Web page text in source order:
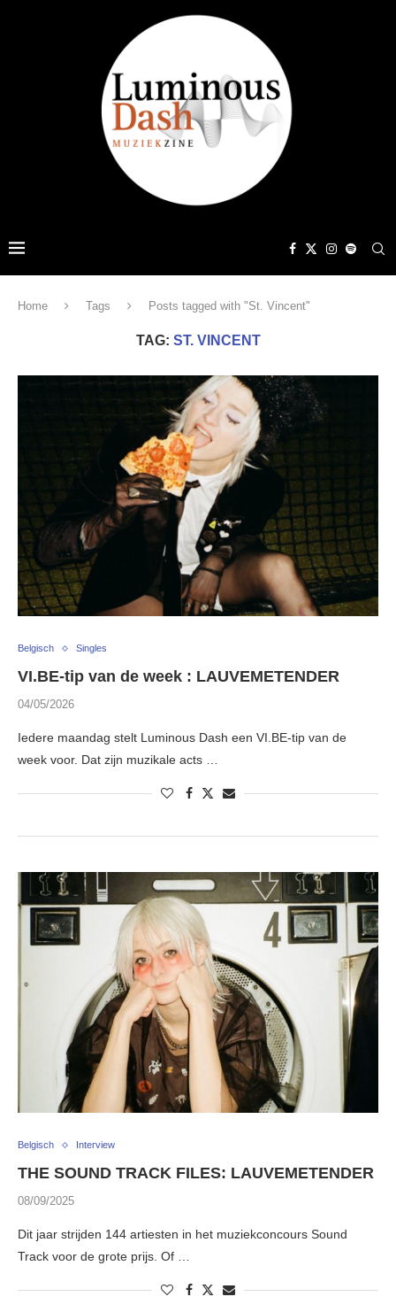
Home Tags Posts tagged with "St. Vincent"
TAG: ST. VINCENT
Belgisch Singles
VI.BE-tip van de week : LAUVEMETENDER
04/05/2026
Iedere maandag stelt Luminous Dash een VI.BE-tip van de
week voor. Dat zijn muzikale acts …
Belgisch Interview
THE SOUND TRACK FILES: LAUVEMETENDER
08/09/2025
Dit jaar strijden 144 artiesten in het muziekconcours Sound
Track voor de grote prijs. Of …